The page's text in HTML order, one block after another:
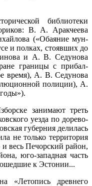
библиотеки
В. А. Аракчеева
(«Обаяние мун­
и полках, стоявших до
и А. В. Седунова
границы с прибал­
время), А. В. Седуно­ва
полиции), А.
занимают треть
уезда по дорево­
губерния делилась
не только территория
весь Печорский район,
юго-западная часть
к Эстонии...
«Летопись древнего